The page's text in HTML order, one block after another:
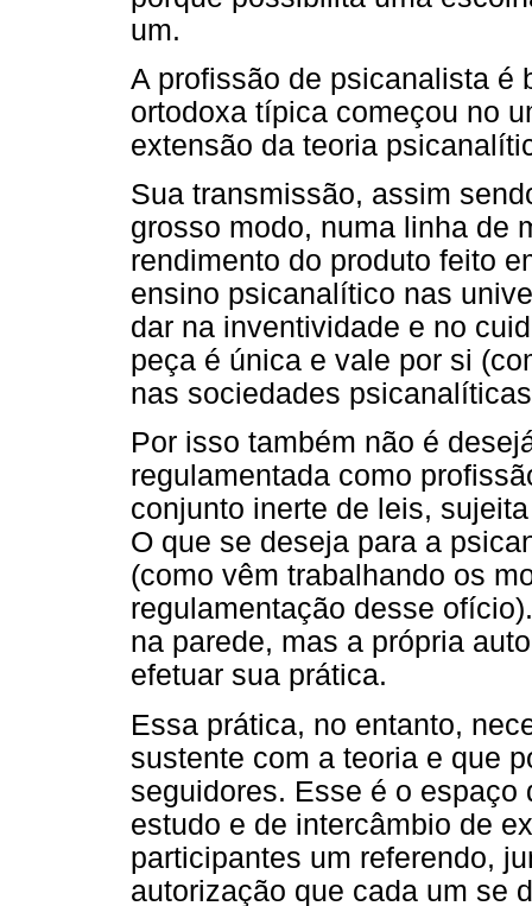
um.
A profissão de psicanalista é
ortodoxa típica começou no
extensão da teoria
Sua transmissão, assim
grosso modo, numa linha de
rendimento do produto feito
ensino psicanalítico nas
dar na inventividade e no
peça é única e vale por si
nas sociedades
Por isso também não é
regulamentada como
conjunto inerte de leis,
O que se deseja para a
(como vêm trabalhando os
regulamentação desse
na parede, mas a própria
efetuar sua prática.
Essa prática, no entanto,
sustente com a teoria e que
seguidores. Esse é o
estudo e de intercâmbio de
participantes um referendo,
autorização que cada um se